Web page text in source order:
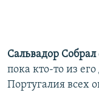
Сальвадор Собрал
пока кто-то из
Португалия всех